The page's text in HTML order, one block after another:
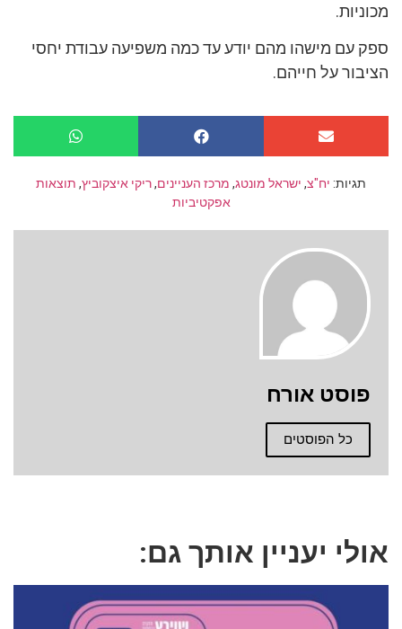
מכוניות.
ספק עם מישהו מהם יודע עד כמה משפיעה עבודת יחסי
הציבור על חייהם.
תגיות: יח"צ, ישראל מונטג, מרכז העניינים,ריקי איצקוביץ, תוצאות
אפקטיביות
פוסט אורח
כל הפוסטים
אולי יעניין אותך גם: